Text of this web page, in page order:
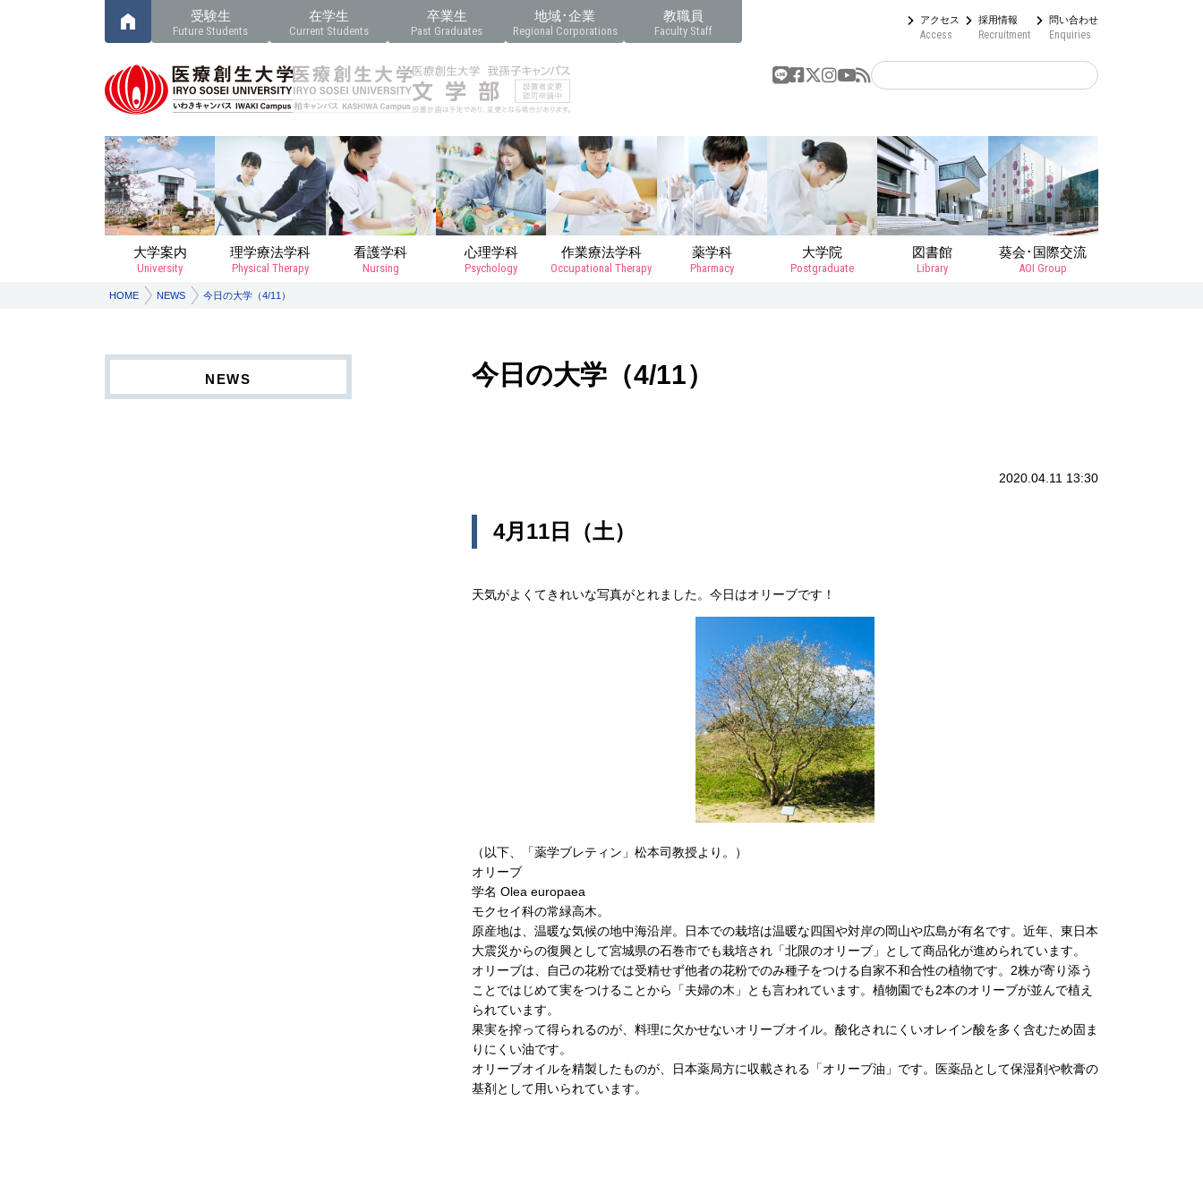
受験生
Future Students
在学生
Current Students
卒業生
Past Graduates
地域･企業
Regional Corporations
教職員
Faculty Staff
アクセス
Access
採用情報
Recruitment
問い合わせ
Enquiries
大学案内
University
理学療法学科
Physical Therapy
看護学科
Nursing
心理学科
Psychology
作業療法学科
Occupational Therapy
薬学科
Pharmacy
大学院
Postgraduate
図書館
Library
葵会･国際交流
AOI Group
HOME NEWS 今日の大学（4/11）
今日の大学（4/11）
2020.04.11 13:30
4月11日（土）
天気がよくてきれいな写真がとれました。今日はオリーブです！
（以下、「薬学ブレティン」松本司教授より。）
オリーブ
学名 Olea europaea
モクセイ科の常緑高木。
原産地は、温暖な気候の地中海沿岸。日本での栽培は温暖な四国や対岸の岡山や広島が有名です。近年、東日本
大震災からの復興として宮城県の石巻市でも栽培され「北限のオリーブ」として商品化が進められています。
オリーブは、自己の花粉では受精せず他者の花粉でのみ種子をつける自家不和合性の植物です。2株が寄り添う
ことではじめて実をつけることから「夫婦の木」とも言われています。植物園でも2本のオリーブが並んで植え
られています。
果実を搾って得られるのが、料理に欠かせないオリーブオイル。酸化されにくいオレイン酸を多く含むため固ま
りにくい油です。
オリーブオイルを精製したものが、日本薬局方に収載される「オリーブ油」です。医薬品として保湿剤や軟膏の
基剤として用いられています。
NEWS